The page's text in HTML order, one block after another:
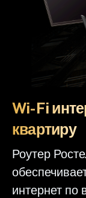
Wi-Fi
квартиру
Роутер
интернет